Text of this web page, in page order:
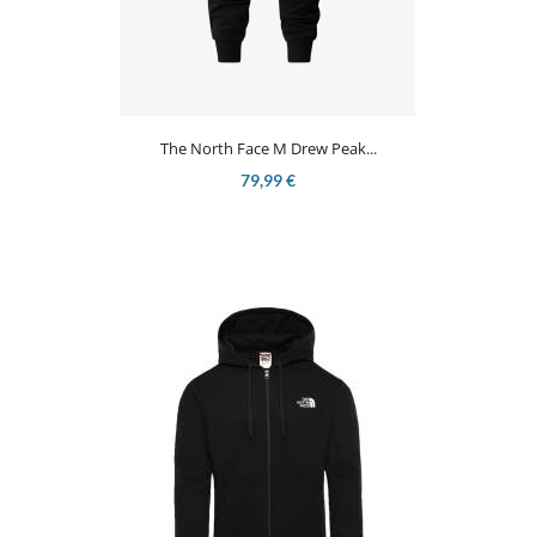
The North Face M Drew Peak...
79,99 €